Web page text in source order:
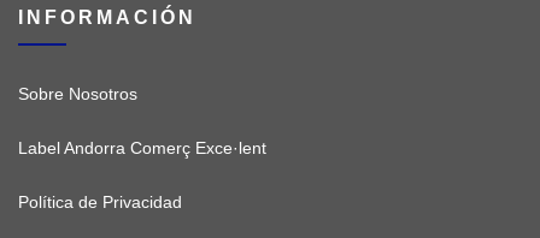
INFORMACIÓN
Sobre Nosotros
Label Andorra Comerç Exce·lent
Política de Privacidad